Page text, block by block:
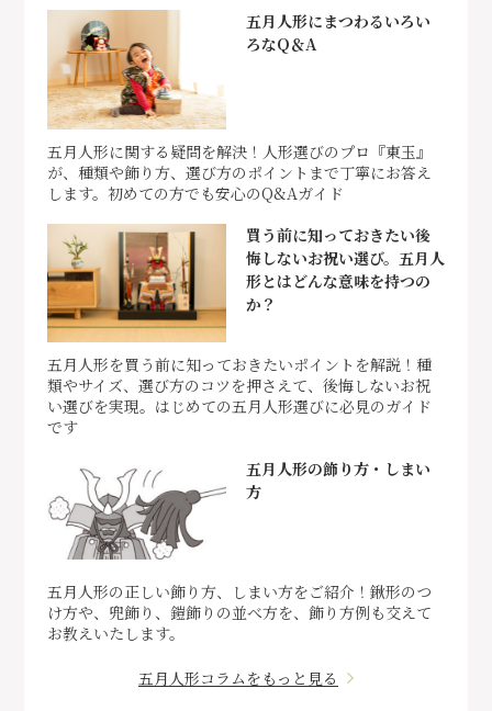
五月人形にまつわるいろい
ろなQ＆A
五月人形に関する疑問を解決！人形選びのプロ『東玉』
が、種類や飾り方、選び方のポイントまで丁寧にお答え
します。初めての方でも安心のQ&Aガイド
買う前に知っておきたい後
悔しないお祝い選び。五月人
形とはどんな意味を持つの
か？
五月人形を買う前に知っておきたいポイントを解説！種
類やサイズ、選び方のコツを押さえて、後悔しないお祝
い選びを実現。はじめての五月人形選びに必見のガイド
です
五月人形の飾り方・しまい
方
五月人形の正しい飾り方、しまい方をご紹介！鍬形のつ
け方や、兜飾り、鎧飾りの並べ方を、飾り方例も交えて
お教えいたします。
五月人形コラムをもっと見る